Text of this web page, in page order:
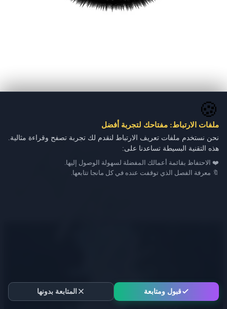
🍪
ملفات الارتباط: مفتاحك لتجربة أفضل
نحن نستخدم ملفات تعريف الارتباط لنقدم لك تجربة تصفح وقراءة مثالية.
هذه التقنية البسيطة تساعدنا على:
❤️ الاحتفاظ بقائمة أعمالك المفضلة لسهولة الوصول إليها.
🔖 معرفة الفصل الذي توقفت عنده في كل مانجا تتابعها.
قبول ومتابعة المتابعة بدونها